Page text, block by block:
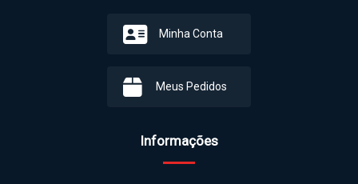
Minha Conta
Meus Pedidos
Informações